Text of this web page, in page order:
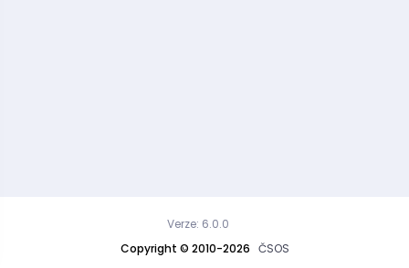
Copyright © 2010-2026 ČSOS
Verze: 6.0.0